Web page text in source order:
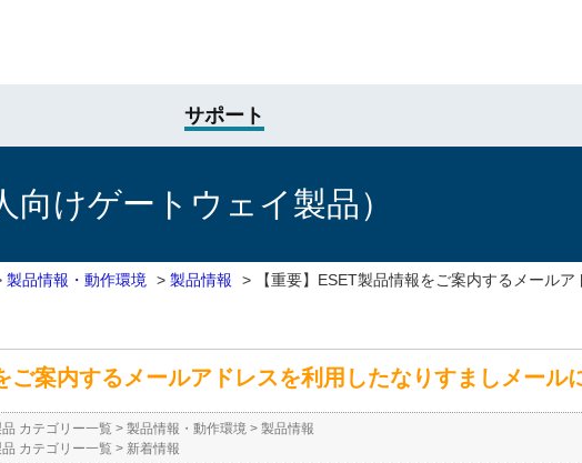
サポート
けゲートウェイ製品）
製品情報・動作環境 > 製品情報 >
【重要】ESET製品情報をご案内するメール
ご案内するメールアドレスを利用したなりすましメール
カテゴリー一覧 > 製品情報・動作環境 > 製品情報
カテゴリー一覧 > 新着情報